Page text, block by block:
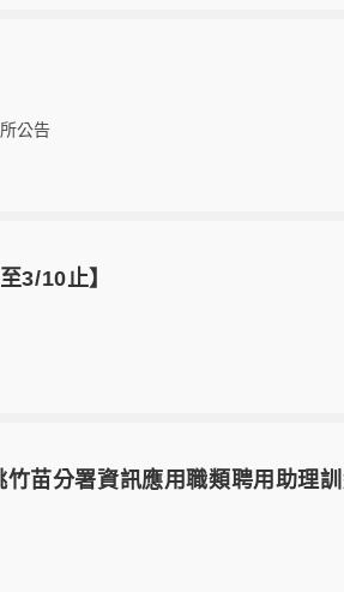
公告
3/10止】
竹苗分署資訊應用職類聘用助理